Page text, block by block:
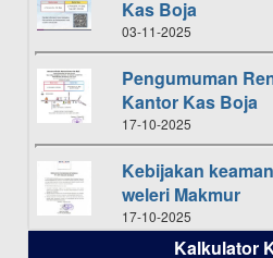
Kas Boja
03-11-2025
Pengumuman
Kantor Kas Boja
17-10-2025
Kebijakan
weleri Makmur
17-10-2025
Kalkulator